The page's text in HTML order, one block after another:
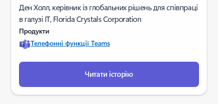
Ден Холл, керівник із глобальних рішень для співпраці
в галузі ІТ, Florida Crystals Corporation
Продукти
Телефонні функції Teams
Читати історію